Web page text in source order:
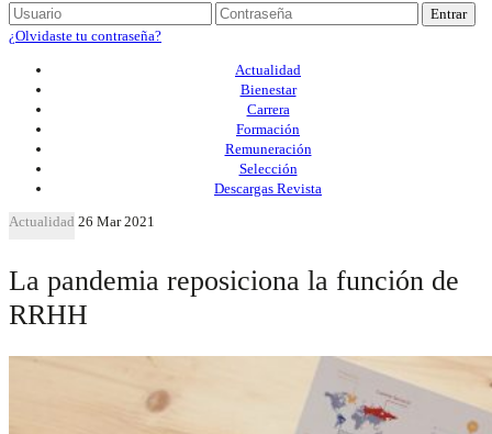
Entrar
¿Olvidaste tu contraseña?
Actualidad
Bienestar
Carrera
Formación
Remuneración
Selección
Descargas Revista
Actualidad 26 Mar 2021
La pandemia reposiciona la función de
RRHH